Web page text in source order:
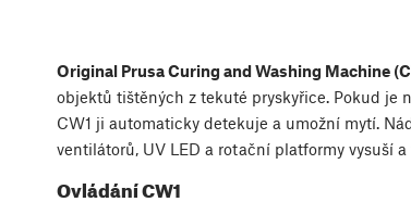
Original Prusa Curing and Washing Machine
objektů tištěných z tekuté pryskyřice. Pokud je
CW1 ji automaticky detekuje a umožní mytí.
ventilátorů, UV LED a rotační platformy vysuší
Ovládání CW1